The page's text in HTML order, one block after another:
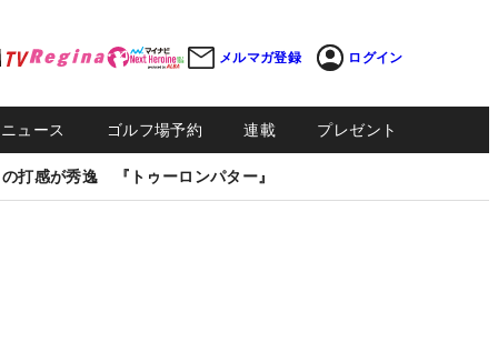
メルマガ登録 ログイン
ュース ゴルフ場予約 連載 プレゼント
打感が秀逸 『トゥーロンパター』